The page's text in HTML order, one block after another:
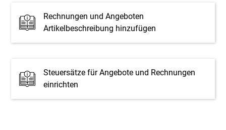
Rechnungen und Angeboten
Artikelbeschreibung hinzufügen
Steuersätze für Angebote und Rechnungen
einrichten